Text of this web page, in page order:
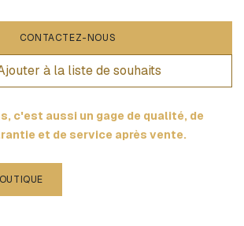
CONTACTEZ-NOUS
à la liste de souhaits
c'est aussi un gage de qualité, de
et de service après vente.